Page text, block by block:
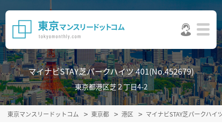
マイナビSTAY芝パークハイツ 401(No.452679)
東京都港区芝２丁目4-2
東京マンスリードットコム 東京都 港区 マイナビSTAY芝パークハイ